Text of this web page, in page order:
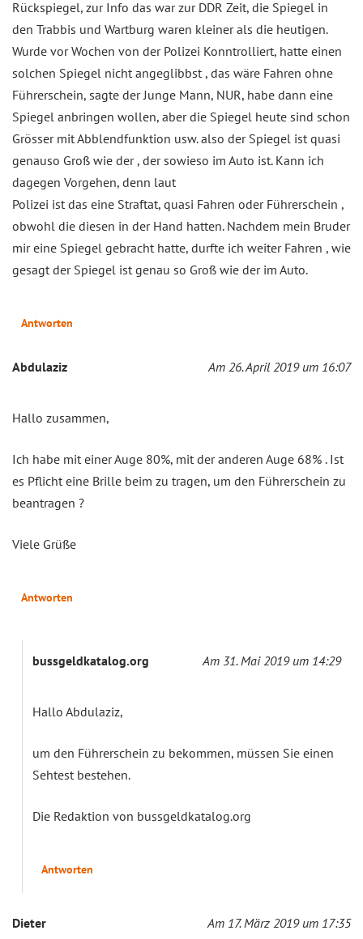
Rückspiegel, zur Info das war zur DDR Zeit, die Spiegel in
den Trabbis und Wartburg waren kleiner als die heutigen.
Wurde vor Wochen von der Polizei Konntrolliert, hatte einen
solchen Spiegel nicht angeglibbst , das wäre Fahren ohne
Führerschein, sagte der Junge Mann, NUR, habe dann eine
Spiegel anbringen wollen, aber die Spiegel heute sind schon
Grösser mit Abblendfunktion usw. also der Spiegel ist quasi
genauso Groß wie der , der sowieso im Auto ist. Kann ich
dagegen Vorgehen, denn laut
Polizei ist das eine Straftat, quasi Fahren oder Führerschein ,
obwohl die diesen in der Hand hatten. Nachdem mein Bruder
mir eine Spiegel gebracht hatte, durfte ich weiter Fahren , wie
gesagt der Spiegel ist genau so Groß wie der im Auto.
Antworten
Abdulaziz Am 26. April 2019 um 16:07
Hallo zusammen,
Ich habe mit einer Auge 80%, mit der anderen Auge 68% . Ist
es Pflicht eine Brille beim zu tragen, um den Führerschein zu
beantragen ?
Viele Grüße
Antworten
bussgeldkatalog.org Am 31. Mai 2019 um 14:29
Hallo Abdulaziz,
um den Führerschein zu bekommen, müssen Sie einen
Sehtest bestehen.
Die Redaktion von bussgeldkatalog.org
Antworten
Dieter Am 17. März 2019 um 17:35